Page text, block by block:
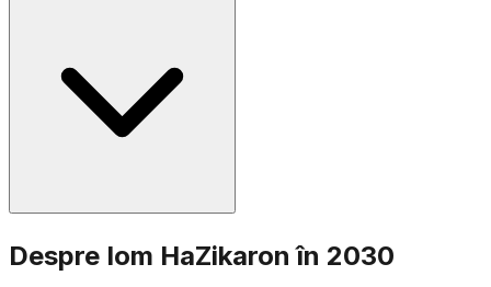
terorismului. O sirenă de un minut sună la ora 8 seara în
ajun, iar o sirenă de două minute sună la ora 11
dimineața a doua zi, timp în care întreaga țară stă în
Ceremonii comemorative au loc la cimitirele militare din
toată țara, iar familiile vizitează mormintele soldaților
Despre Iom HaZikaron în 2030